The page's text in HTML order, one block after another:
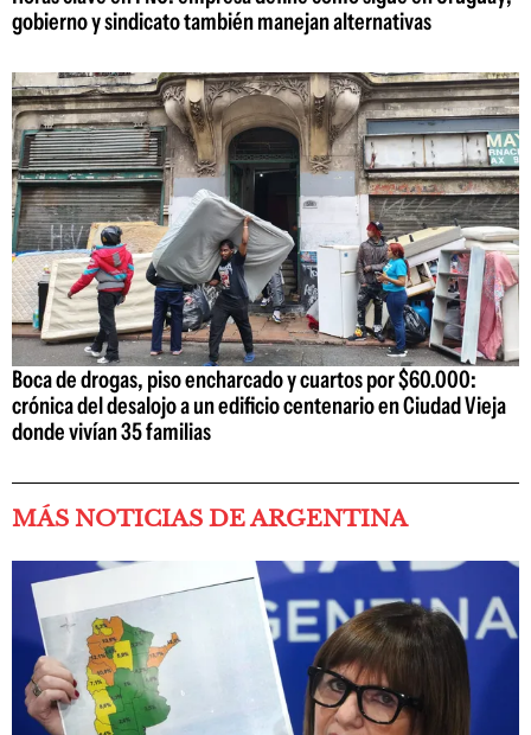
gobierno y sindicato también manejan alternativas
Boca de drogas, piso encharcado y cuartos por $60.000:
crónica del desalojo a un edificio centenario en Ciudad Vieja
donde vivían 35 familias
MÁS NOTICIAS DE ARGENTINA